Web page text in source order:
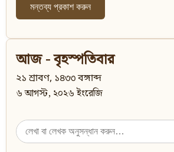
আজ - বৃহস্পতিবার
২১ শ্রাবণ, ১৪৩৩ বঙ্গাব্দ
৬ আগস্ট, ২০২৬ ইংরেজি
Search
for: